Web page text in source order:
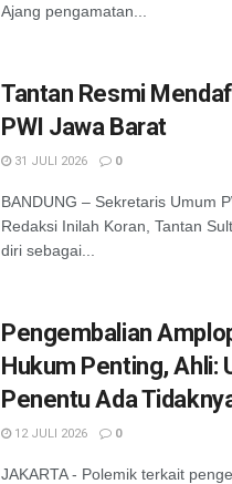
Ajang pengamatan...
Tantan Resmi
PWI Jawa Barat
31 JULI 2026 0
BANDUNG – Sekretaris Umum
Redaksi Inilah Koran, Tantan
diri sebagai...
Pengembalian
Hukum Penting, Ahli:
Penentu Ada
12 JULI 2026 0
JAKARTA - Polemik terkait